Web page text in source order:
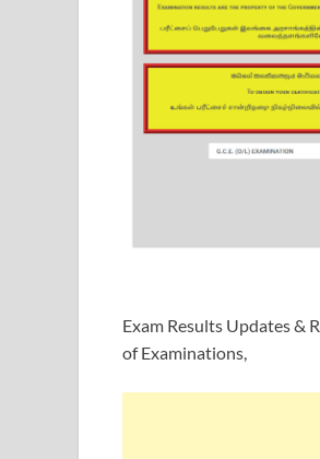
Exam Results Updates &
of Examinations,